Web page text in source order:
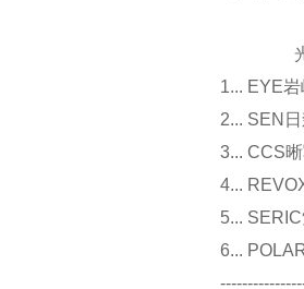
光源
1... EYE
2... SEN
3... CCS
4...
5...
6...